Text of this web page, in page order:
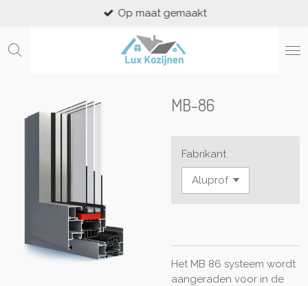
naar
Op maat gemaakt
MB-86
Fabrikant
Het MB 86 systeem wordt
aangeraden voor in de